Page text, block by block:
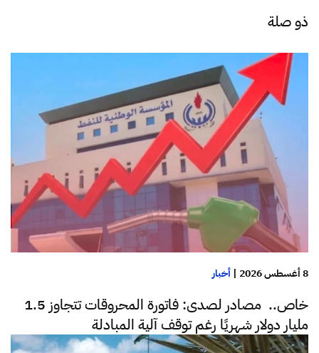
ذو صلة
8 أغسطس 2026 | أخبار
خاص.. مصادر لصدى: فاتورة المحروقات تتجاوز 1.5
مليار دولار شهريًا رغم توقف آلية المبادلة